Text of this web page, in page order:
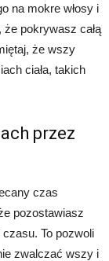
na mokre włosy i
że pokrywasz całą
że wszy
ciała, takich
przez
czas
pozostawiasz
To pozwoli
zwalczać wszy i